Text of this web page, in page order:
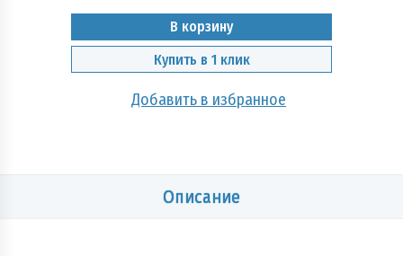
В корзину
Купить в 1 клик
Добавить в избранное
Описание